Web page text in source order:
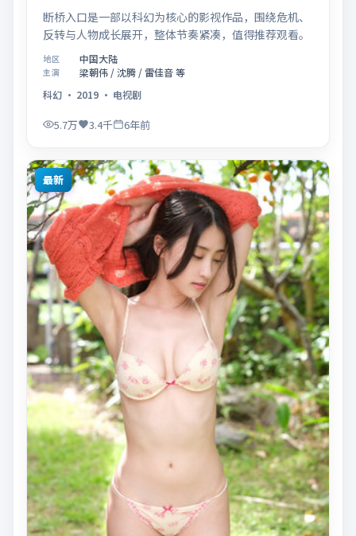
断桥入口是一部以科幻为核心的影视作品，围绕危机、
反转与人物成长展开，整体节奏紧凑，值得推荐观看。
地区 中国大陆
主演
梁朝伟 / 沈腾 / 雷佳音 等
科幻 · 2019 · 电视剧
5.7万 3.4千 6年前
最新